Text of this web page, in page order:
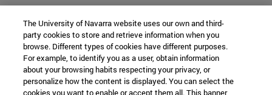
The University of Navarra website uses our own and third-
party cookies to store and retrieve information when you
browse. Different types of cookies have different purposes.
For example, to identify you as a user, obtain information
about your browsing habits respecting your privacy, or
personalize how the content is displayed. You can select the
cookies you want to enable or accept them all. This banner